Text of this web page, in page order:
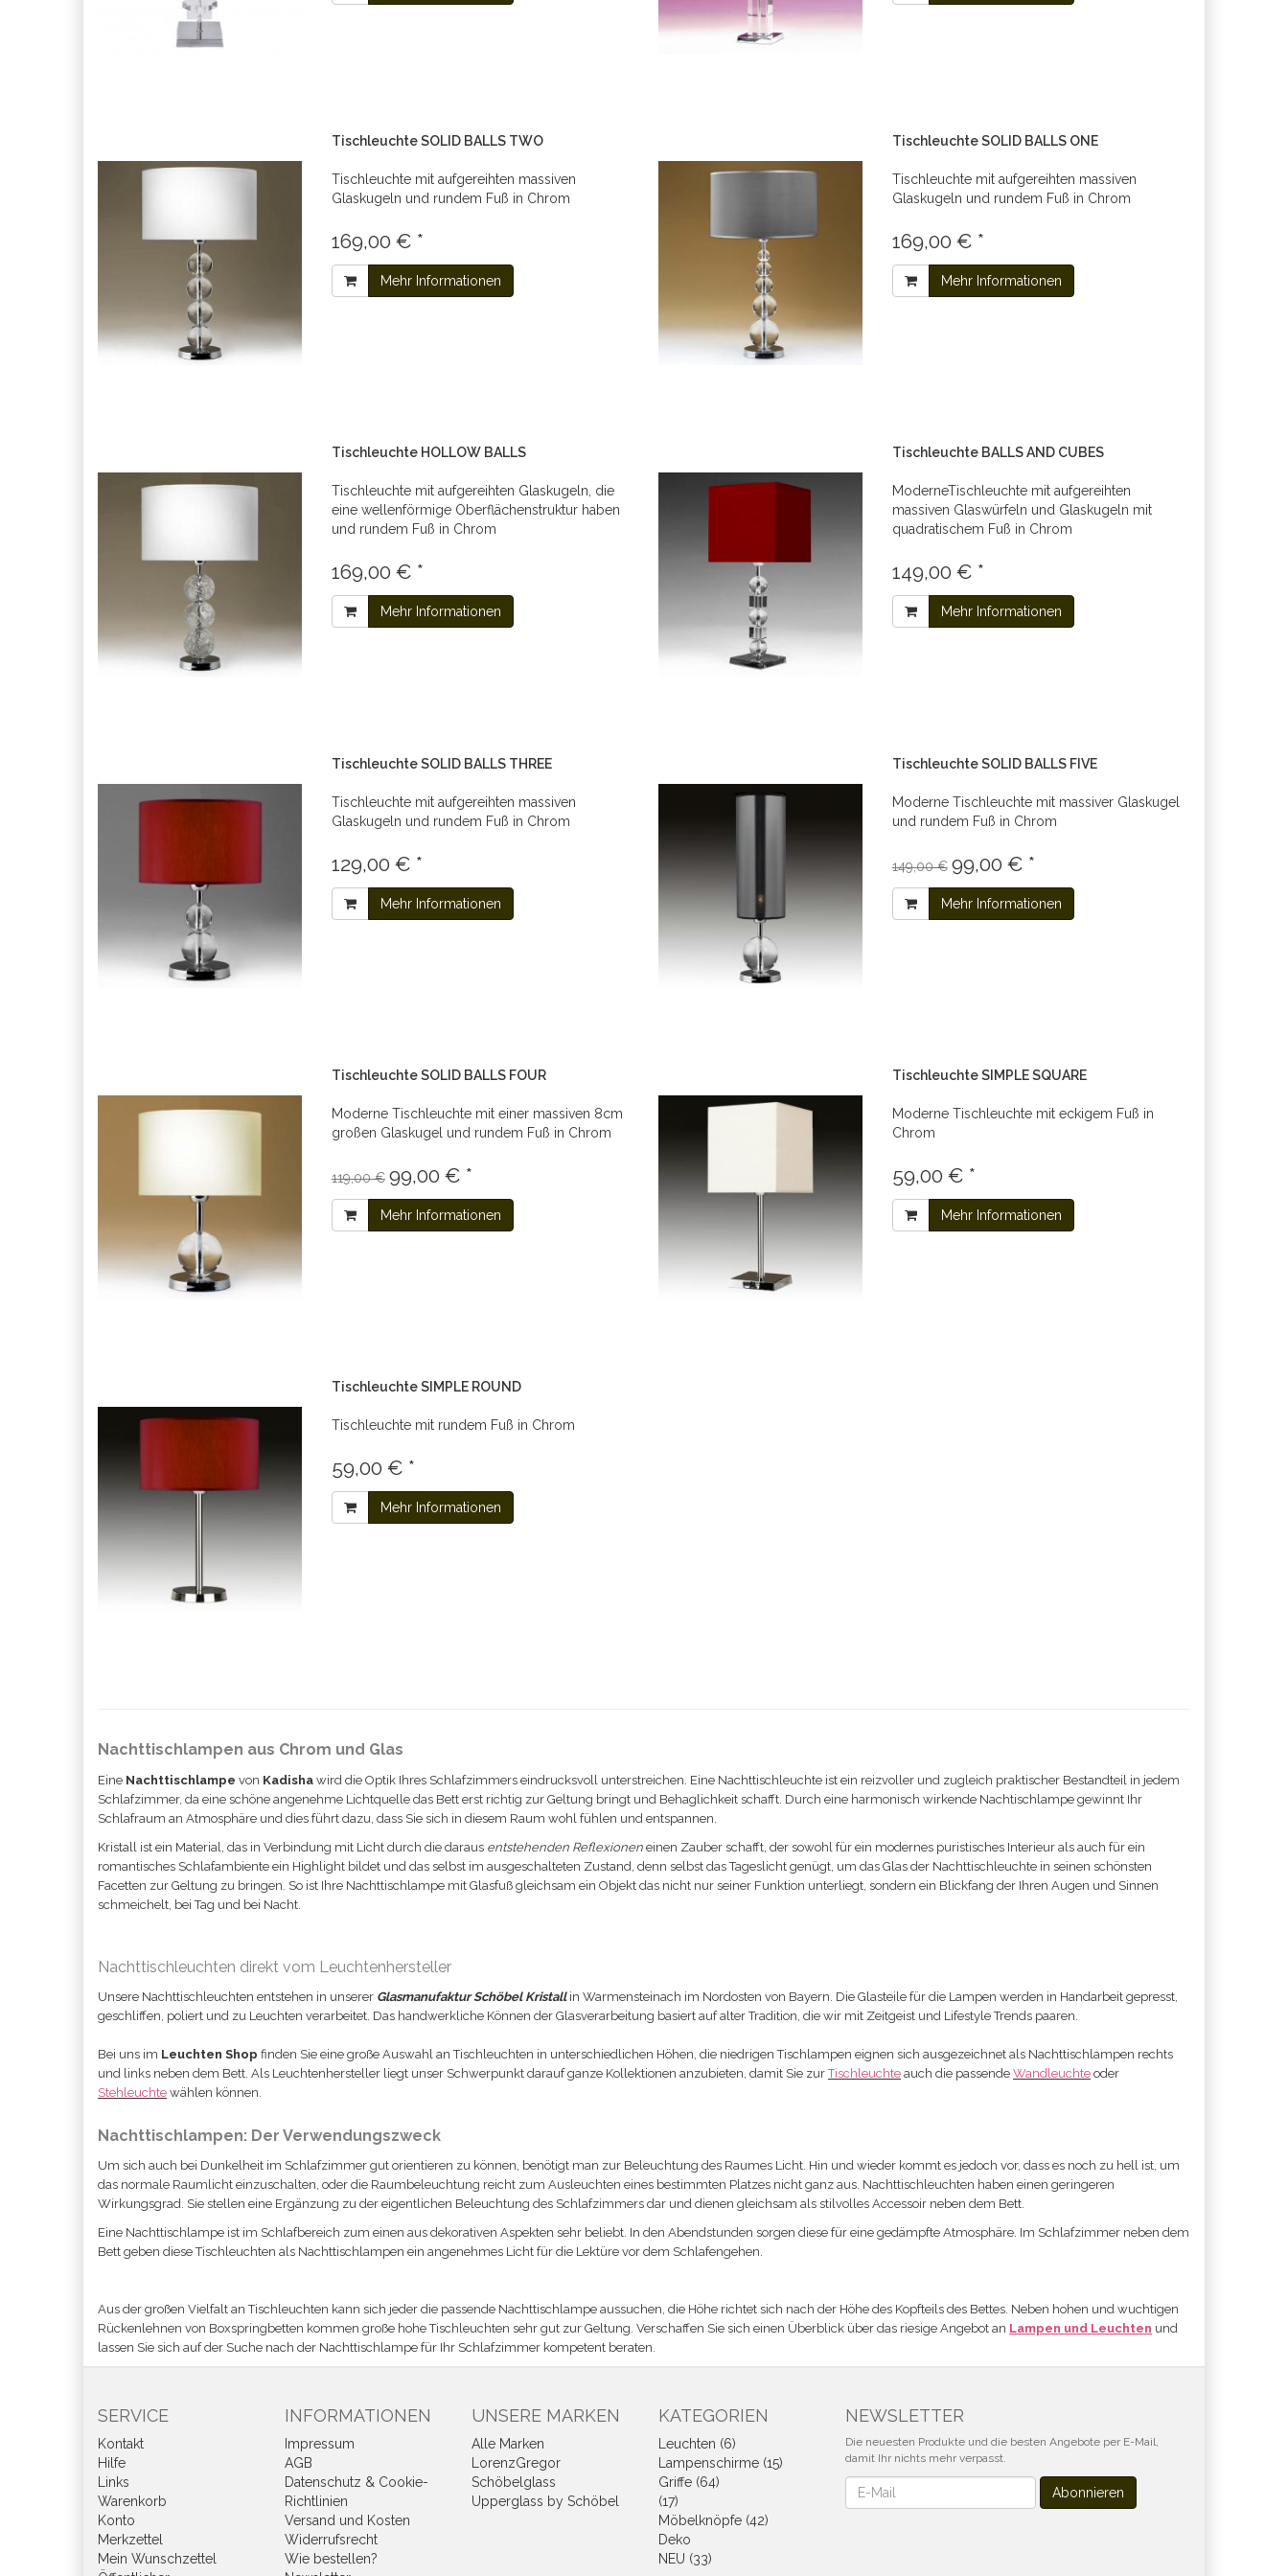
Tischleuchte SOLID BALLS TWO
Tischleuchte mit aufgereihten massiven
Glaskugeln und rundem Fuß in Chrom
169,00 € *
Mehr Informationen
Tischleuchte SOLID BALLS ONE
Tischleuchte mit aufgereihten massiven
Glaskugeln und rundem Fuß in Chrom
169,00 € *
Mehr Informationen
Tischleuchte HOLLOW BALLS
Tischleuchte mit aufgereihten Glaskugeln, die
eine wellenförmige Oberflächenstruktur haben
und rundem Fuß in Chrom
169,00 € *
Mehr Informationen
Tischleuchte BALLS AND CUBES
ModerneTischleuchte mit aufgereihten
massiven Glaswürfeln und Glaskugeln mit
quadratischem Fuß in Chrom
149,00 € *
Mehr Informationen
Tischleuchte SOLID BALLS THREE
Tischleuchte mit aufgereihten massiven
Glaskugeln und rundem Fuß in Chrom
129,00 € *
Mehr Informationen
Tischleuchte SOLID BALLS FIVE
Moderne Tischleuchte mit massiver Glaskugel
und rundem Fuß in Chrom
149,00 € 99,00 € *
Mehr Informationen
Tischleuchte SOLID BALLS FOUR
Moderne Tischleuchte mit einer massiven 8cm
großen Glaskugel und rundem Fuß in Chrom
119,00 € 99,00 € *
Mehr Informationen
Tischleuchte SIMPLE SQUARE
Moderne Tischleuchte mit eckigem Fuß in
Chrom
59,00 € *
Mehr Informationen
Tischleuchte SIMPLE ROUND
Tischleuchte mit rundem Fuß in Chrom
59,00 € *
Mehr Informationen
Nachttischlampen aus Chrom und Glas
Eine Nachttischlampe von Kadisha wird die Optik Ihres Schlafzimmers eindrucksvoll unterstreichen. Eine Nachttischleuchte ist ein reizvoller und zugleich praktischer Bestandteil in jedem
Schlafzimmer, da eine schöne angenehme Lichtquelle das Bett erst richtig zur Geltung bringt und Behaglichkeit schafft. Durch eine harmonisch wirkende Nachtischlampe gewinnt Ihr
Schlafraum an Atmosphäre und dies führt dazu, dass Sie sich in diesem Raum wohl fühlen und entspannen.
Kristall ist ein Material, das in Verbindung mit Licht durch die daraus entstehenden Reflexionen einen Zauber schafft, der sowohl für ein modernes puristisches Interieur als auch für ein
romantisches Schlafambiente ein Highlight bildet und das selbst im ausgeschalteten Zustand, denn selbst das Tageslicht genügt, um das Glas der Nachttischleuchte in seinen schönsten
Facetten zur Geltung zu bringen. So ist Ihre Nachttischlampe mit Glasfuß gleichsam ein Objekt das nicht nur seiner Funktion unterliegt, sondern ein Blickfang der Ihren Augen und Sinnen
schmeichelt, bei Tag und bei Nacht.
Nachttischleuchten direkt vom Leuchtenhersteller
Unsere Nachttischleuchten entstehen in unserer Glasmanufaktur Schöbel Kristall in Warmensteinach im Nordosten von Bayern. Die Glasteile für die Lampen werden in Handarbeit gepresst,
geschliffen, poliert und zu Leuchten verarbeitet. Das handwerkliche Können der Glasverarbeitung basiert auf alter Tradition, die wir mit Zeitgeist und Lifestyle Trends paaren.
Bei uns im Leuchten Shop finden Sie eine große Auswahl an Tischleuchten in unterschiedlichen Höhen, die niedrigen Tischlampen eignen sich ausgezeichnet als Nachttischlampen rechts
und links neben dem Bett. Als Leuchtenhersteller liegt unser Schwerpunkt darauf ganze Kollektionen anzubieten, damit Sie zurTischleuchte auch die passende Wandleuchte oder
Stehleuchte wählen können.
Nachttischlampen: Der Verwendungszweck
Um sich auch bei Dunkelheit im Schlafzimmer gut orientieren zu können, benötigt man zur Beleuchtung des Raumes Licht. Hin und wieder kommt es jedoch vor, dass es noch zu hell ist, um
das normale Raumlicht einzuschalten, oder die Raumbeleuchtung reicht zum Ausleuchten eines bestimmten Platzes nicht ganz aus. Nachttischleuchten haben einen geringeren
Wirkungsgrad. Sie stellen eine Ergänzung zu der eigentlichen Beleuchtung des Schlafzimmers dar und dienen gleichsam als stilvolles Accessoir neben dem Bett.
Eine Nachttischlampe ist im Schlafbereich zum einen aus dekorativen Aspekten sehr beliebt. In den Abendstunden sorgen diese für eine gedämpfte Atmosphäre. Im Schlafzimmer neben dem
Bett geben diese Tischleuchten als Nachttischlampen ein angenehmes Licht für die Lektüre vor dem Schlafengehen.
Aus der großen Vielfalt an Tischleuchten kann sich jeder die passende Nachttischlampe aussuchen, die Höhe richtet sich nach der Höhe des Kopfteils des Bettes. Neben hohen und wuchtigen
Rückenlehnen von Boxspringbetten kommen große hohe Tischleuchten sehr gut zur Geltung. Verschaffen Sie sich einen Überblick über das riesige Angebot an Lampen und Leuchten und
lassen Sie sich auf der Suche nach der Nachttischlampe für Ihr Schlafzimmer kompetent beraten.
SERVICE
Kontakt
Hilfe
Links
Warenkorb
Konto
Merkzettel
Mein Wunschzettel
INFORMATIONEN
Impressum
AGB
Datenschutz & Cookie-
Richtlinien
Versand und Kosten
Widerrufsrecht
Wie bestellen?
UNSERE MARKEN
Alle Marken
LorenzGregor
Schöbelglass
Upperglass by Schöbel
KATEGORIEN
Leuchten (6)
Lampenschirme (15)
Griffe (64)
(17)
Möbelknöpfe (42)
Deko
NEU (33)
NEWSLETTER
Die neuesten Produkte und die besten Angebote per E-Mail,
damit Ihr nichts mehr verpasst.
Newsletter Abonnieren